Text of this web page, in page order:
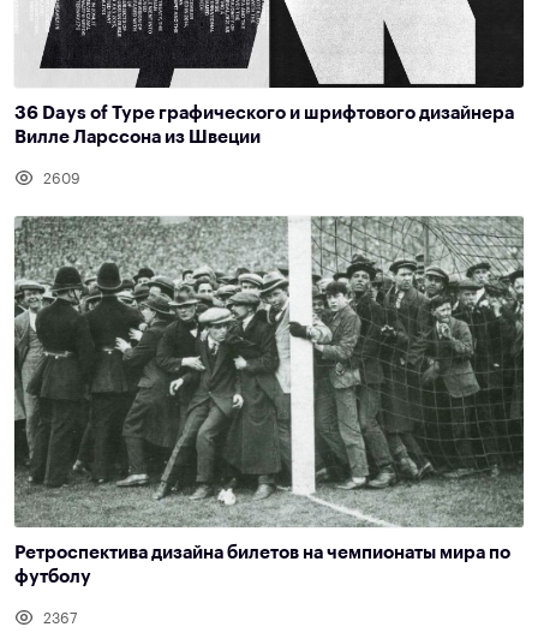
36 Days of Type графического и шрифтового дизайнера
Вилле Ларссона из Швеции
2609
Ретроспектива дизайна билетов на чемпионаты мира по
футболу
2367